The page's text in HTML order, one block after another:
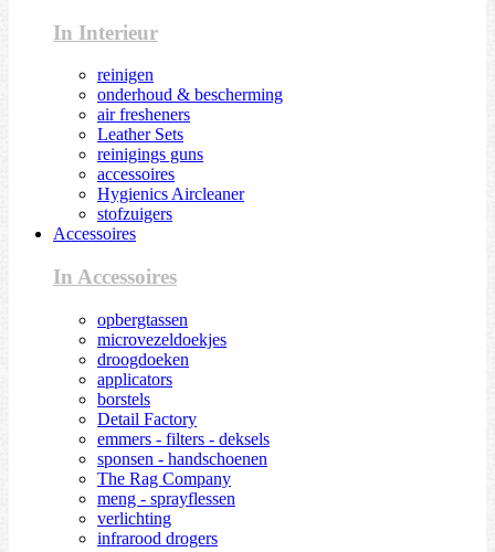
In Interieur
reinigen
onderhoud & bescherming
air fresheners
Leather Sets
reinigings guns
accessoires
Hygienics Aircleaner
stofzuigers
Accessoires
In Accessoires
opbergtassen
microvezeldoekjes
droogdoeken
applicators
borstels
Detail Factory
emmers - filters - deksels
sponsen - handschoenen
The Rag Company
meng - sprayflessen
verlichting
infrarood drogers